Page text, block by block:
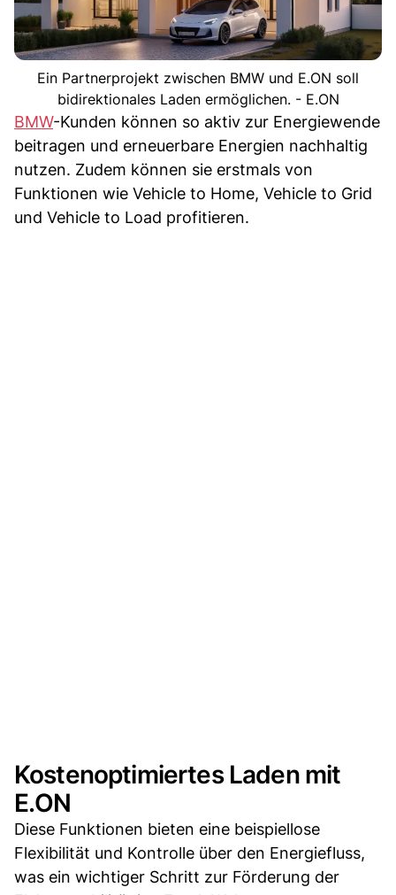
Ein Partnerprojekt zwischen BMW und E.ON soll
bidirektionales Laden ermöglichen. - E.ON
BMW-Kunden können so aktiv zur Energiewende
beitragen und erneuerbare Energien nachhaltig
nutzen. Zudem können sie erstmals von
Funktionen wie Vehicle to Home, Vehicle to Grid
und Vehicle to Load profitieren.
Kostenoptimiertes Laden mit
E.ON
Diese Funktionen bieten eine beispiellose
Flexibilität und Kontrolle über den Energiefluss,
was ein wichtiger Schritt zur Förderung der